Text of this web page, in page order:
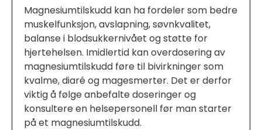
Magnesiumtilskudd kan ha fordeler som bedre
muskelfunksjon, avslapning, søvnkvalitet,
balanse i blodsukkernivået og støtte for
hjertehelsen. Imidlertid kan overdosering av
magnesiumtilskudd føre til bivirkninger som
kvalme, diaré og magesmerter. Det er derfor
viktig å følge anbefalte doseringer og
konsultere en helsepersonell før man starter
på et magnesiumtilskudd.